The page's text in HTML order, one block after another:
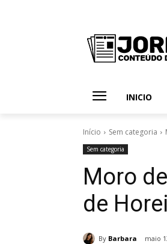
INICIO
Início Sem categoria
Sem categoria
Moro
de
By Barbara maio